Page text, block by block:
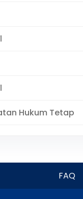
Hukum Tetap
FAQ